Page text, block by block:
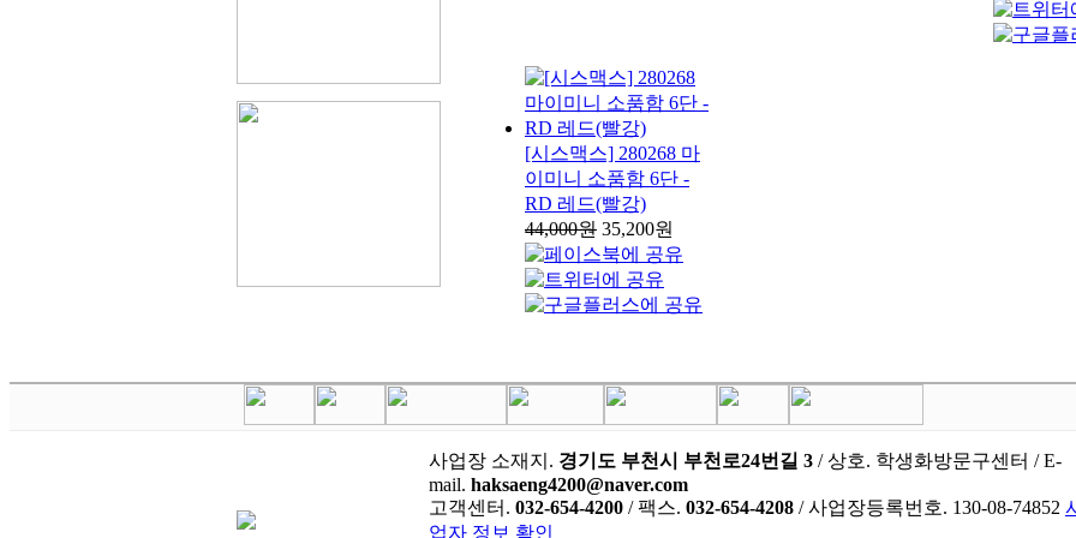
[시스맥스] 280268 마
이미니 소품함 6단 -
RD 레드(빨강)
44,000원 35,200원
사업장 소재지. 경기도 부천시 부천로24번길 3 / 상호. 학생화방문구센터 / E-
mail. haksaeng4200@naver.com
고객센터. 032-654-4200 / 팩스. 032-654-4208 / 사업장등록번호. 130-08-74852
업자 정보 확인